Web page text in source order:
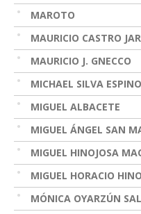
MAROTO
MAURICIO CASTRO
MAURICIO J. GNECCO
MICHAEL SILVA
MIGUEL ALBACETE
MIGUEL ÁNGEL SAN
MIGUEL HINOJOSA
MIGUEL HORACIO
MÓNICA OYARZÚN